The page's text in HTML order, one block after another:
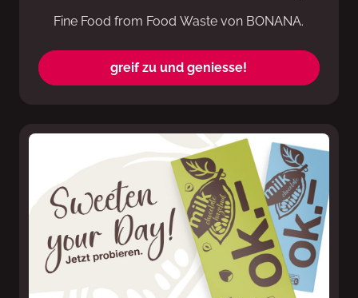
Fine Food from Food Waste von BONANA.
greif zu und geniesse!